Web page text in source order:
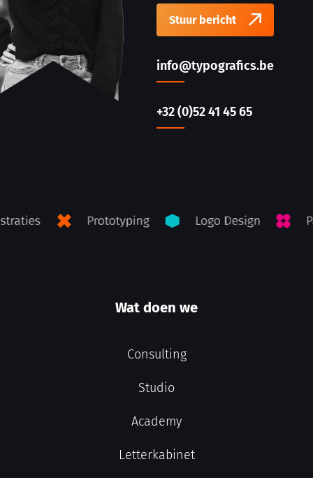
Stuur bericht
info@typografics.be
+32 (0)52 41 45 65
Wat doen we
Consulting
Studio
Academy
Letterkabinet